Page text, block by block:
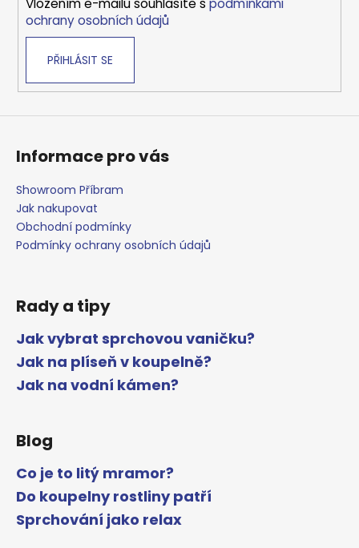
Vložením e-mailu souhlasíte s podmínkami
ochrany osobních údajů
PŘIHLÁSIT SE
Informace pro vás
Showroom Příbram
Jak nakupovat
Obchodní podmínky
Podmínky ochrany osobních údajů
Rady a tipy
Jak vybrat sprchovou vaničku?
Jak na plíseň v koupelně?
Jak na vodní kámen?
Blog
Co je to litý mramor?
Do koupelny rostliny patří
Sprchování jako relax